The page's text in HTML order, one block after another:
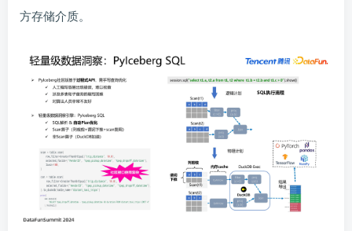
方存储介质。